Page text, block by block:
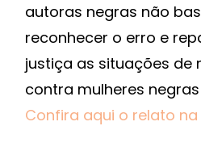
autoras negras não
reconhecer o erro e
justiça as situações de
contra mulheres
Confira aqui o relato